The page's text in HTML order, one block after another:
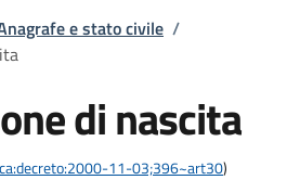
e stato civile /
di nascita
11-03;396~art30)